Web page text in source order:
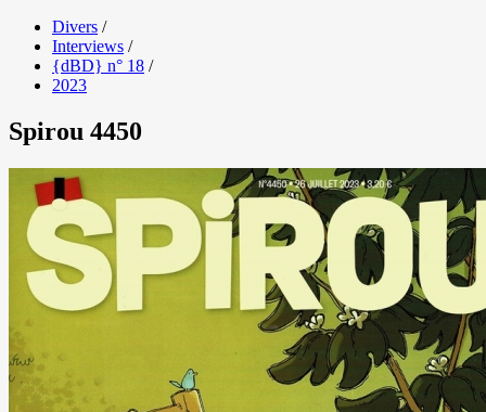
Divers /
Interviews /
{dBD} n° 18 /
2023
Spirou 4450